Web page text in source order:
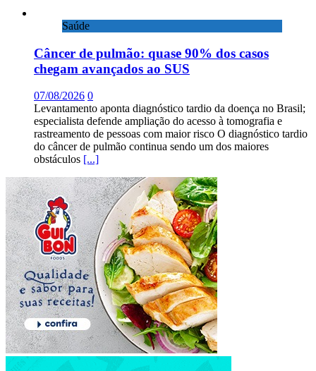
Saúde
Câncer de pulmão: quase 90% dos casos
chegam avançados ao SUS
07/08/2026 0
Levantamento aponta diagnóstico tardio da doença no Brasil;
especialista defende ampliação do acesso à tomografia e
rastreamento de pessoas com maior risco O diagnóstico tardio
do câncer de pulmão continua sendo um dos maiores
obstáculos [...]